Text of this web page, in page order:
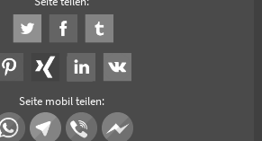
Seite mobil teilen: